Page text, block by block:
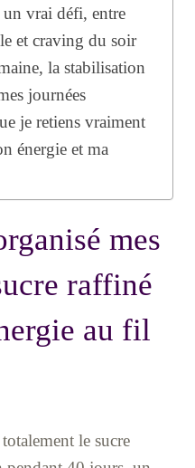
vrai défi, entre
et craving du soir
la stabilisation
journées
je retiens vraiment
énergie et ma
mes
raffiné
au fil
le sucre